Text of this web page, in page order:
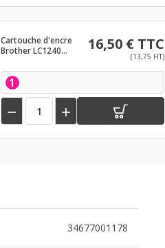
Cartouche d'encre
Brother LC1240
16,50 € TTC
(13,75 HT)
1
 
34677001178